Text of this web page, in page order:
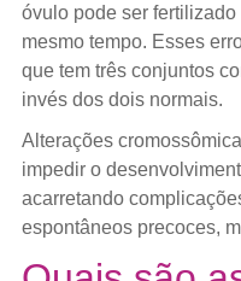
óvulo pode ser
mesmo tempo. Esses
que tem três conjuntos
invés dos dois normais.
Alterações
impedir o
acarretando
espontâneos precoces,